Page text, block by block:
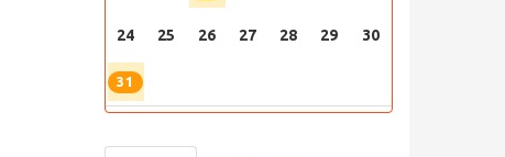
24 25 26 27 28 29 30
31